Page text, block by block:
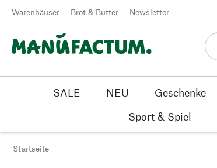
Zum Inhalt springen
Warenhäuser Brot & Butter Newsletter
SALE NEU Geschenke
Sport & Spiel
Startseite